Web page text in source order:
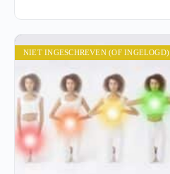
NIET INGESCHREVEN (OF INGELOGD)